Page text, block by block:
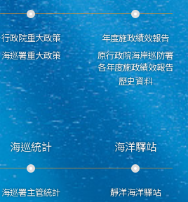
行政院重大政策
海巡署重大政策
年度施政績效報告
原行政院海岸巡防署
各年度施政績效報告
歷史資料
海巡統計
海巡署主管統計
海洋驛站
靜洋海洋驛站